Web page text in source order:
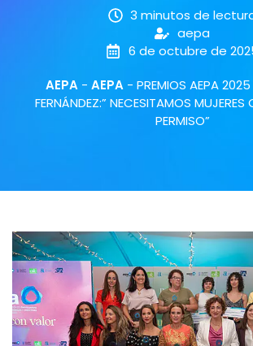
3 minutos de
aepa
6 de octubre de
AEPA - AEPA - PREMIOS AEPA
FERNÁNDEZ:” NECESITAMOS MUJERES
PERMISO”